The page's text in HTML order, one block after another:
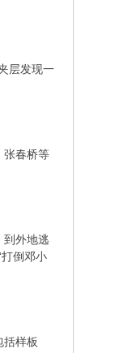
层发现一
张春桥等
外地逃
倒邓小
样板